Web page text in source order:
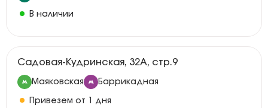
В наличии
Садовая-Кудринская, 32А, стр.9
Маяковская Баррикадная
Привезем от 1 дня